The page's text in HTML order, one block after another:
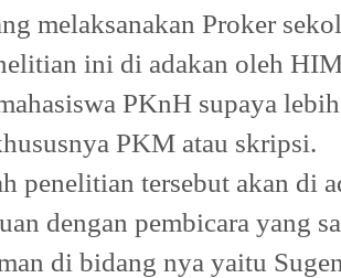
melaksanakan Proker
ini di adakan oleh
PKnH supaya
PKM atau skripsi.
penelitian tersebut akan di
dengan pembicara yang
di bidang nya yaitu